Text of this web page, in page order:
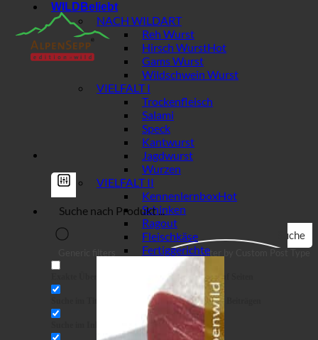
Suche
Filter by Custom Post Type
Suche auf Seiten
Suche in Beiträgen
WILD
NACH WILDART
Reh Wurst
Hirsch Wurst
Gams Wurst
Wildschwein Wurst
VIELFALT I
Trockenfleisch
Salami
Speck
Kantwurst
Jagdwurst
Wurzen
VIELFALT II
Kennenlernbox
Schinken
Ragout
Fleischkäse
Fertiggerichte